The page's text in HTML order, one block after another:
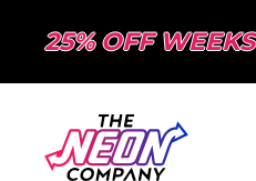
25% OFF WEEKS